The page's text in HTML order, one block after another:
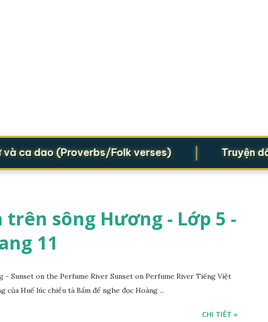
ca dao (Proverbs/Folk verses) Truyện dân
trên sông Hương - Lớp 5 -
11
- Sunset on the Perfume River Sunset on Perfume River Tiếng Việt
của Huế lúc chiều tà Bấm để nghe đọc Hoàng ...
CHI TIẾT »